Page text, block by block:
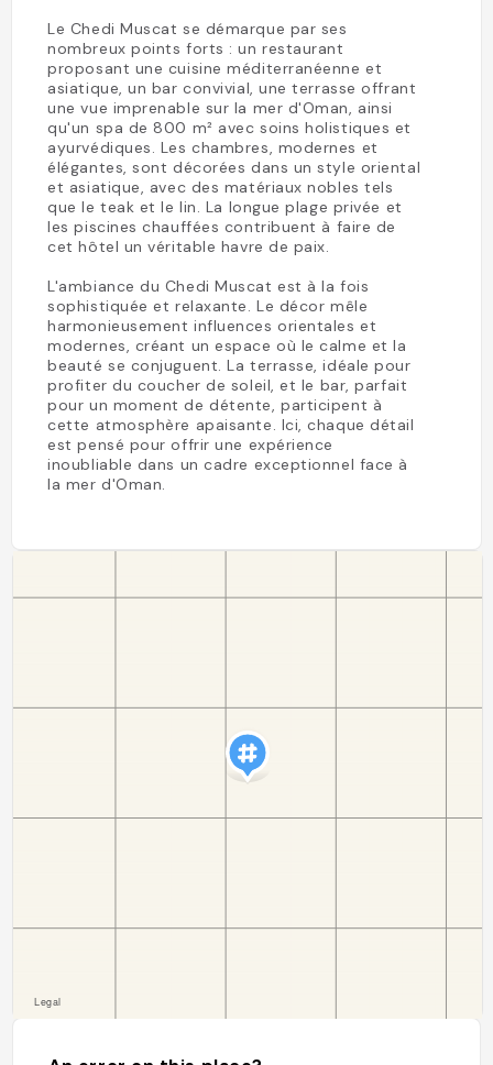
Le Chedi Muscat se démarque par ses
nombreux points forts : un restaurant
proposant une cuisine méditerranéenne et
asiatique, un bar convivial, une terrasse offrant
une vue imprenable sur la mer d'Oman, ainsi
qu'un spa de 800 m² avec soins holistiques et
ayurvédiques. Les chambres, modernes et
élégantes, sont décorées dans un style oriental
et asiatique, avec des matériaux nobles tels
que le teak et le lin. La longue plage privée et
les piscines chauffées contribuent à faire de
cet hôtel un véritable havre de paix.
L'ambiance du Chedi Muscat est à la fois
sophistiquée et relaxante. Le décor mêle
harmonieusement influences orientales et
modernes, créant un espace où le calme et la
beauté se conjuguent. La terrasse, idéale pour
profiter du coucher de soleil, et le bar, parfait
pour un moment de détente, participent à
cette atmosphère apaisante. Ici, chaque détail
est pensé pour offrir une expérience
inoubliable dans un cadre exceptionnel face à
la mer d'Oman.